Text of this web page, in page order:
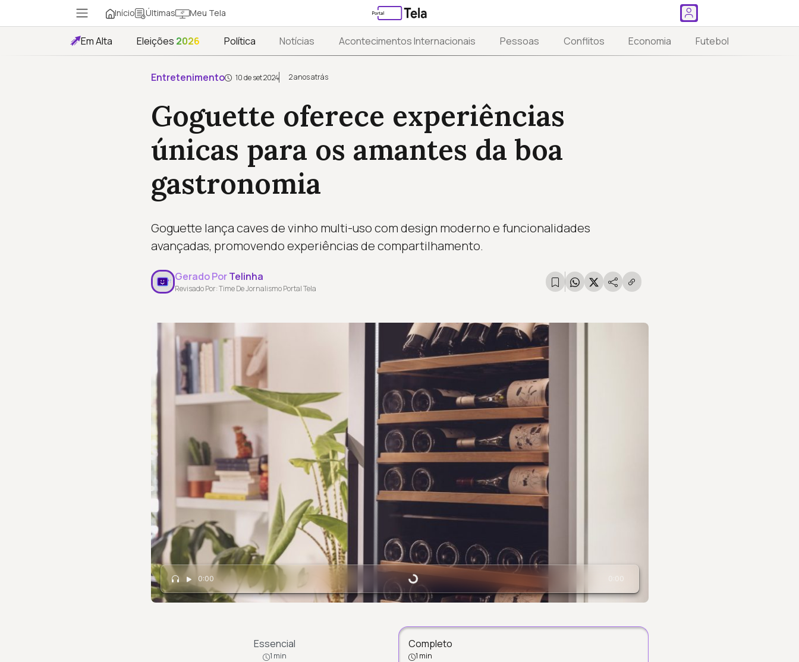
Início Últimas Meu Tela
Em Alta Eleições 2026 Política Notícias Acontecimentos Internacionais Pessoas Conflitos Economia Futebol
Entretenimento 10 de set 2024 2 anos atrás
Goguette oferece experiências
únicas para os amantes da boa
gastronomia
Goguette lança caves de vinho multi-uso com design moderno e funcionalidades
avançadas, promovendo experiências de compartilhamento.
Gerado PorTelinha
Revisado Por: Time De Jornalismo Portal Tela
0:00 Carregando... 0:00
Essencial
1 min
Completo
1 min